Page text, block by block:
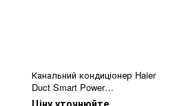
Канальний кондиціонер Haier
Duct Smart Power
AD105S2SM3FA/1U105S2SS1F
Ціну уточнюйте